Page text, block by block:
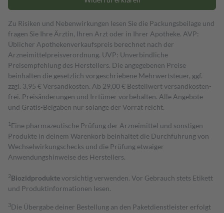
Zu Risiken und Nebenwirkungen lesen Sie die Packungsbeilage und
fragen Sie Ihre Ärztin, Ihren Arzt oder in Ihrer Apotheke. AVP:
Üblicher Apothekenverkaufspreis berechnet nach der
Arzneimittelpreisverordnung. UVP: Unverbindliche
Preisempfehlung des Herstellers. Die angegebenen Preise
beinhalten die gesetzlich vorgeschriebene Mehrwertsteuer, ggf.
zzgl. 3,95 € Versandkosten. Ab 29,00 € Bestell­wert versand­kosten­
frei. Preisänderungen und Irrtümer vorbehalten. Alle Angebote
und Gratis-Beigaben nur solange der Vorrat reicht.
1 Eine pharmazeutische Prüfung der Arzneimittel und sonstigen
Produkte in deinem Warenkorb beinhaltet die Durchführung von
Wechselwirkungschecks und die Prüfung etwaiger
Anwendungshinweise des Herstellers.
2Biozidproduktevorsichtig verwenden. Vor Gebrauch stets Etikett
und Produktinformationen lesen.
3Die Übergabe deiner Bestellung an den Paketdienstleister erfolgt